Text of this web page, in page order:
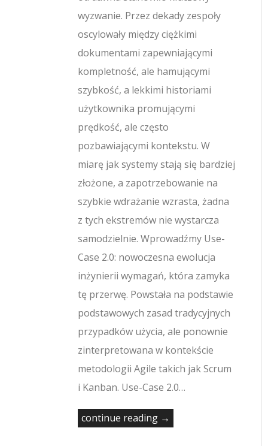
wyzwanie. Przez dekady zespoły
oscylowały między ciężkimi
dokumentami zapewniającymi
kompletność, ale hamującymi
szybkość, a lekkimi historiami
użytkownika promującymi
prędkość, ale często
pozbawiającymi kontekstu. W
miarę jak systemy stają się bardziej
złożone, a zapotrzebowanie na
szybkie wdrażanie wzrasta, żadna
z tych ekstremów nie wystarcza
samodzielnie. Wprowadźmy Use-
Case 2.0: nowoczesna ewolucja
inżynierii wymagań, która zamyka
tę przerwę. Powstała na podstawie
podstawowych zasad tradycyjnych
przypadków użycia, ale ponownie
zinterpretowana w kontekście
metodologii Agile takich jak Scrum
i Kanban. Use-Case 2.0…
continue reading →